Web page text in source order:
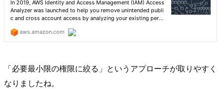
「必要最小限の権限に絞る」というアプローチが取りやすく
なりましたね。